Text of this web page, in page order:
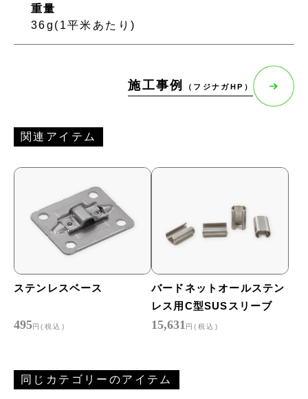
重量
36g(1平米あたり)
施工事例 （フジナガHP）
関連アイテム
ステンレスベース
495円(税込)
バードネットオールステン
レス用C型SUSスリーブ
15,631 円(税込)
同じカテゴリーのアイテム